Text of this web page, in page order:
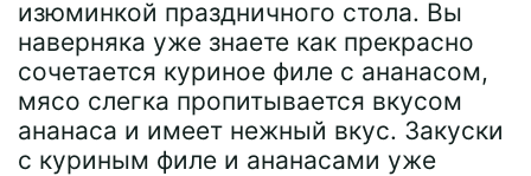
изюминкой праздничного стола. Вы
наверняка уже знаете как прекрасно
сочетается куриное филе с ананасом,
мясо слегка пропитывается вкусом
ананаса и имеет нежный вкус. Закуски
с куриным филе и ананасами уже